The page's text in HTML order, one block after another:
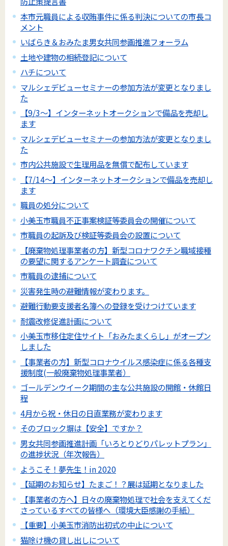
本市元職員による収賄事件に係る判決についての市長コ
メント
いばらき＆おみたま男女共同参画推進フォーラム
土地や建物の相続登記について
ハチについて
マルシェデビューセミナーの参加方法が変更となりまし
た
【9/3～】インターネットオークションで備品を売却し
ます
マルシェデビューセミナーの参加方法が変更となりまし
た
市内公共施設で生理用品を無償で配布しています
【7/14～】インターネットオークションで備品を売却し
ます
職員の処分について
小美玉市職員不正事案検証等委員会の開催について
市職員の起訴及び検証等委員会の設置について
【廃棄物処理事業者の方】新型コロナワクチン職域接種
の要望に関するアンケート調査について
市職員の逮捕について
災害発生時の避難情報が変わります。
避難行動要支援者名簿への登録を受けつけています
耐震改修促進計画について
小美玉市移住定住サイト「おみたまくらし」がオープン
しました
【事業者の方】新型コロナウイルス感染症に係る各種支
援制度(一般廃棄物処理事業者）
ゴールデンウイーク期間の主な公共施設の開館・休館日
程
4月から祝・休日の日直業務が変わります
そのブロック塀は【安全】ですか？
男女共同参画推進計画「いろとりどりパレットプラン」
の進捗状況（年次報告）
ようこそ！夢先生！in 2020
【延期のお知らせ】たまご！？展は延期となりました
【事業者の方へ】日々の廃棄物処理で社会を支えてくだ
さっているすべての皆様へ（環境大臣感謝の手紙）
【重要】小美玉市消防出初式の中止について
猫除け機の貸し出しについて